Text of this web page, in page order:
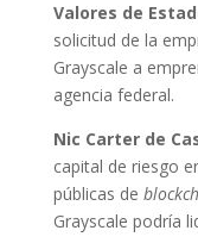
Valores de
solicitud de la
Grayscale a
agencia federal.
Nic Carter de
capital de riesgo
públicas de
Grayscale podría